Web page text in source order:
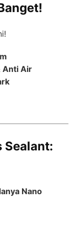
Anti Air
Sealant:
Nano